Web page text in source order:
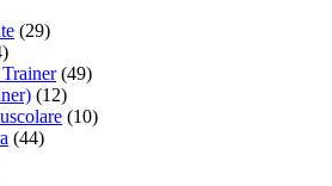
(29)
(49)
(12)
(10)
(44)